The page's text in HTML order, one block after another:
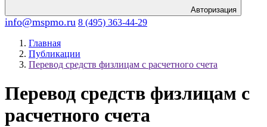
Авторизация
info@mspmo.ru 8 (495) 363-44-29
Главная
Публикации
Перевод средств физлицам с расчетного счета
Перевод средств физлицам с
расчетного счета